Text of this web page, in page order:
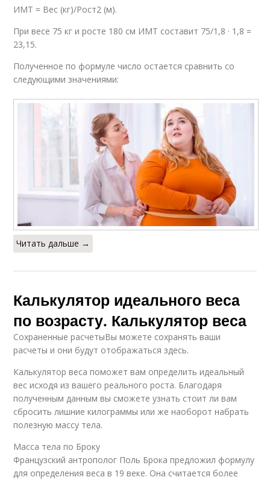
ИМТ = Вес (кг)/Рост2 (м).
При весе 75 кг и росте 180 см ИМТ составит 75/1,8 · 1,8 =
23,15.
Полученное по формуле число остается сравнить со
следующими значениями:
Читать дальше →
Калькулятор идеального веса
по возрасту. Калькулятор веса
Сохраненные расчетыВы можете сохранять ваши
расчеты и они будут отображаться здесь.
Калькулятор веса поможет вам определить идеальный
вес исходя из вашего реального роста. Благодаря
полученным данным вы сможете узнать стоит ли вам
сбросить лишние килограммы или же наоборот набрать
полезную массу тела.
Масса тела по Броку
Французский антрополог Поль Брока предложил формулу
для определения веса в 19 веке. Она считается более